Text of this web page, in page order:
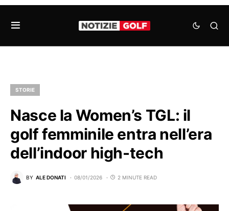
STORIE
Nasce la Women’s TGL: il
golf femminile entra nell’era
dell’indoor high-tech
BY ALE DONATI 08/01/2026 2 MINUTE READ